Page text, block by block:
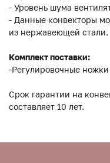
- Уровень шума
- Данные конвекторы
из нержавеющей стали.
Комплект поставки:
-Регулировочные
Срок гарантии на
составляет 10 лет.